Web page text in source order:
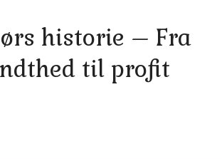
historie – Fra
til profit